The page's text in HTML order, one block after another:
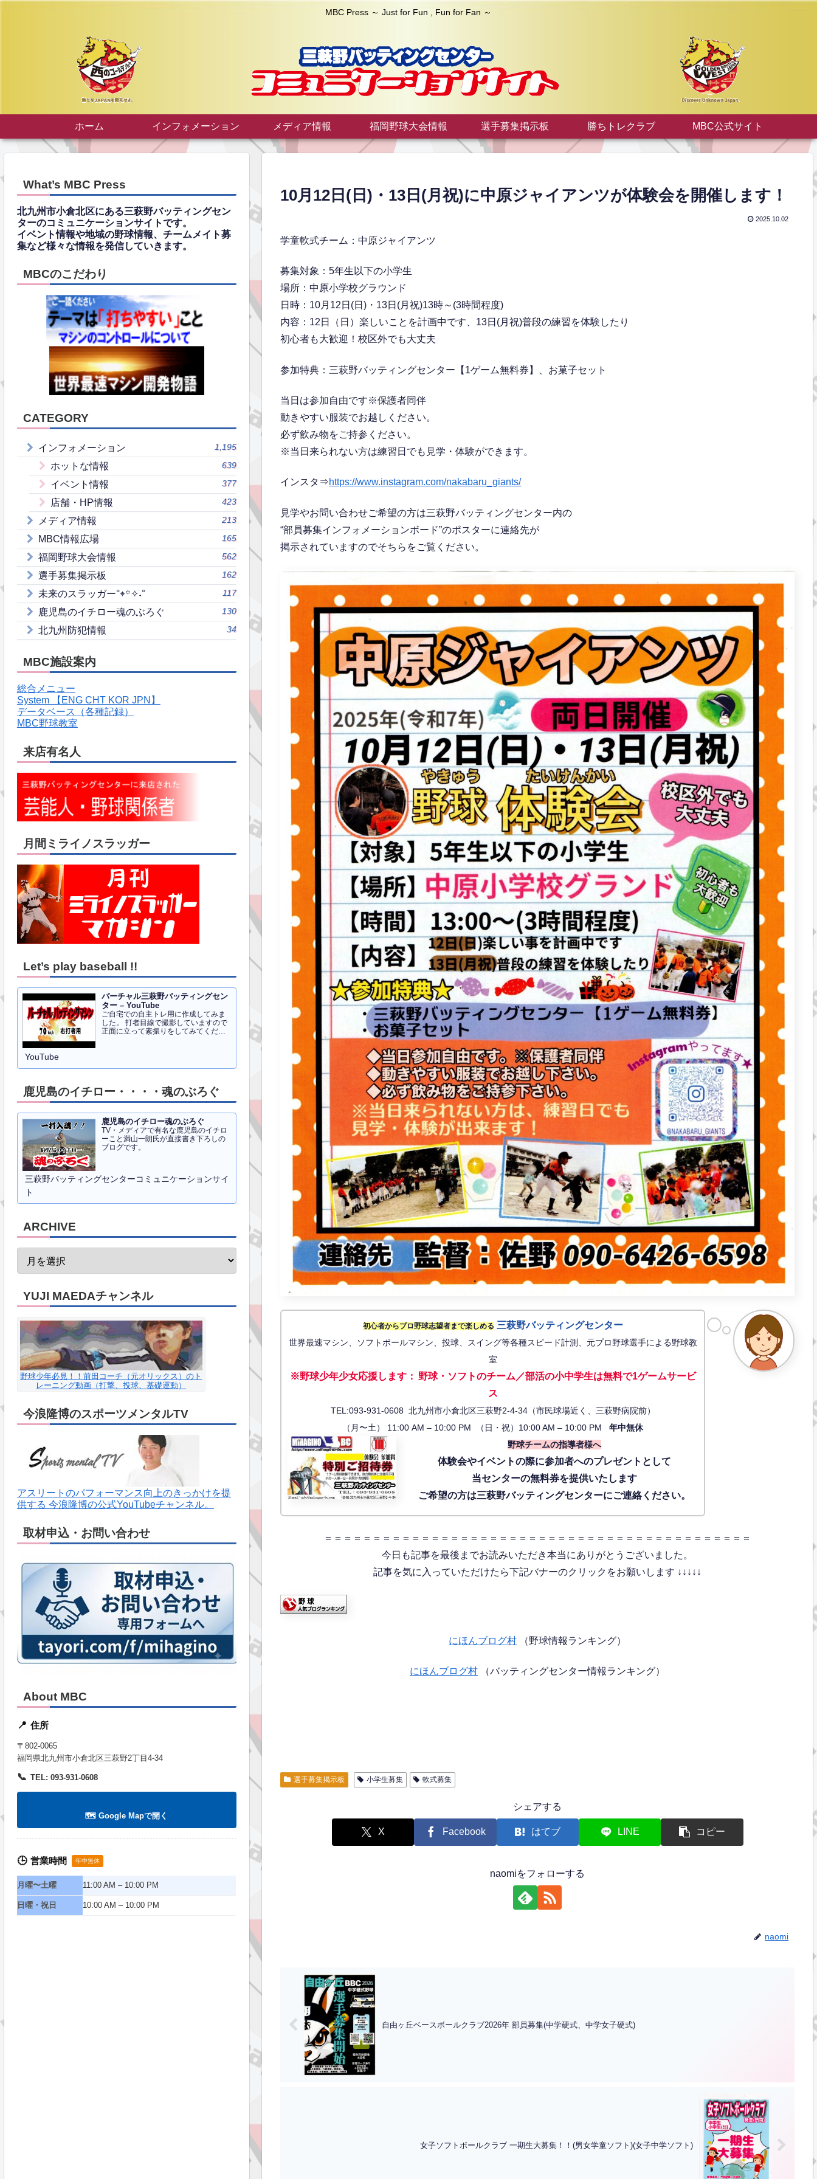
MBC Press ～ Just for Fun , Fun for Fan ～
ホーム インフォメーション メディア情報 福岡野球大会情報 選手募集掲示板 勝ちトレクラブ MBC公式サイト
10月12日(日)・13日(月祝)に中原ジャイアンツが体験会を開催します！
2025.10.02
学童軟式チーム：中原ジャイアンツ
募集対象：5年生以下の小学生
場所：中原小学校グラウンド
日時：10月12日(日)・13日(月祝)13時～(3時間程度)
内容：12日（日）楽しいことを計画中です、13日(月祝)普段の練習を体験したり
初心者も大歓迎！校区外でも大丈夫
参加特典：三萩野バッティングセンター【1ゲーム無料券】、お菓子セット
当日は参加自由です※保護者同伴
動きやすい服装でお越しください。
必ず飲み物をご持参ください。
※当日来られない方は練習日でも見学・体験ができます。
インスタ⇒https://www.instagram.com/nakabaru_giants/
見学やお問い合わせご希望の方は三萩野バッティングセンター内の
“部員募集インフォメーションボード”のポスターに連絡先が
掲示されていますのでそちらをご覧ください。
初心者からプロ野球志望者まで楽しめる 三萩野バッティングセンター
世界最速マシン、ソフトボールマシン、投球、スイング等各種スピード計測、元プロ野球選手による野球教
室
※野球少年少女応援します： 野球・ソフトのチーム／部活の小中学生は無料で1ゲームサービ
ス
TEL:093-931-0608 北九州市小倉北区三萩野2-4-34（市民球場近く、三萩野病院前）
（月〜土） 11:00 AM – 10:00 PM （日・祝）10:00 AM – 10:00 PM年中無休
野球チームの指導者様へ
体験会やイベントの際に参加者へのプレゼントとして
当センターの無料券を提供いたします
ご希望の方は三萩野バッティングセンターにご連絡ください。
＝＝＝＝＝＝＝＝＝＝＝＝＝＝＝＝＝＝＝＝＝＝＝＝＝＝＝＝＝＝＝＝＝＝＝＝＝＝＝＝＝＝＝＝
今日も記事を最後までお読みいただき本当にありがとうございました。
記事を気に入っていただけたら下記バナーのクリックをお願いします ↓↓↓↓↓
にほんブログ村 （野球情報ランキング）
にほんブログ村 （バッティングセンター情報ランキング）
選手募集掲示板 小学生募集 軟式募集
シェアする
X Facebook はてブ LINE コピー
naomiをフォローする
naomi
自由ヶ丘ベースボールクラブ2026年 部員募集(中学硬式、中学女子硬式)
女子ソフトボールクラブ 一期生大募集！！(男女学童ソフト)(女子中学ソフト)
What’s MBC Press
北九州市小倉北区にある三萩野バッティングセン
ターのコミュニケーションサイトです。
イベント情報や地域の野球情報、チームメイト募
集など様々な情報を発信していきます。
MBCのこだわり
CATEGORY
インフォメーション 1,195
ホットな情報 639
イベント情報 377
店舗・HP情報 423
メディア情報 213
MBC情報広場 165
福岡野球大会情報 562
選手募集掲示板 162
未来のスラッガー°⌖꙳✧˖° 117
鹿児島のイチロー魂のぶろぐ 130
北九州防犯情報 34
MBC施設案内
総合メニュー
System 【ENG CHT KOR JPN】
データベース（各種記録）
MBC野球教室
来店有名人
月間ミライノスラッガー
Let’s play baseball !!
バーチャル三萩野バッティングセン
ター – YouTube
ご自宅での自主トレ用に作成してみま
した。 打者目線で撮影していますので
正面に立って素振りをしてみてくださ
YouTube
鹿児島のイチロー・・・・魂のぶろぐ
鹿児島のイチロー魂のぶろぐ
TV・メディアで有名な鹿児島のイチロ
ーこと満山一朗氏が直接書き下ろしの
ブログです。
三萩野バッティングセンターコミュニケーションサイ
ト
ARCHIVE
YUJI MAEDAチャンネル
野球少年必見！！前田コーチ（元オリックス）のト
レーニング動画（打撃、投球、基礎運動）
今浪隆博のスポーツメンタルTV
アスリートのパフォーマンス向上のきっかけを提
供する 今浪隆博の公式YouTubeチャンネル。
取材申込・お問い合わせ
About MBC
📍 住所
〒802-0065
福岡県北九州市小倉北区三萩野2丁目4-34
📞 TEL: 093-931-0608
🗺️ Google Mapで開く
🕒 営業時間 年中無休
月曜〜土曜 11:00 AM – 10:00 PM
日曜・祝日 10:00 AM – 10:00 PM